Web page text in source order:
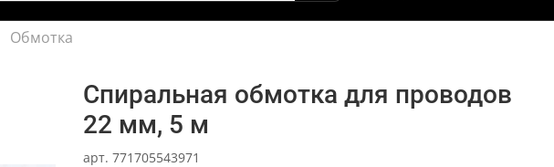
Обмотка
арт.771705543971
Спиральная обмотка для проводов
22 мм, 5 м